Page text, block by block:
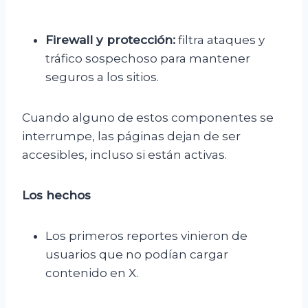
Firewall y protección: filtra ataques y
tráfico sospechoso para mantener
seguros a los sitios.
Cuando alguno de estos componentes se
interrumpe, las páginas dejan de ser
accesibles, incluso si están activas.
Los hechos
Los primeros reportes vinieron de
usuarios que no podían cargar
contenido en X.